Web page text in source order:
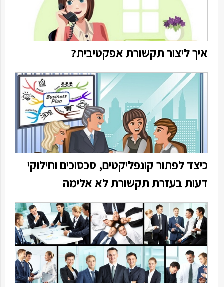
איך ליצור תקשורת אפקטיבית?
כיצד לפתור קונפליקטים, סכסוכים וחילוקי
דעות בעזרת תקשורת לא אלימה